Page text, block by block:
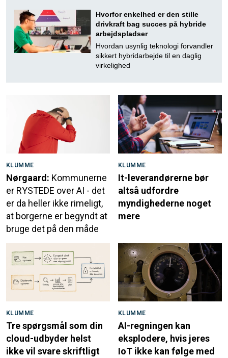
Hvorfor enkelhed er den stille
drivkraft bag succes på hybride
arbejdspladser
Hvordan usynlig teknologi forvandler
sikkert hybridarbejde til en daglig
virkelighed
KLUMME
Nørgaard: Kommunerne
er RYSTEDE over AI - det
er da heller ikke rimeligt,
at borgerne er begyndt at
bruge det på den måde
KLUMME
It-leverandørerne bør
altså udfordre
myndighederne noget
mere
KLUMME
Tre spørgsmål som din
cloud-udbyder helst
ikke vil svare skriftligt
KLUMME
AI-regningen kan
eksplodere, hvis jeres
IoT ikke kan følge med